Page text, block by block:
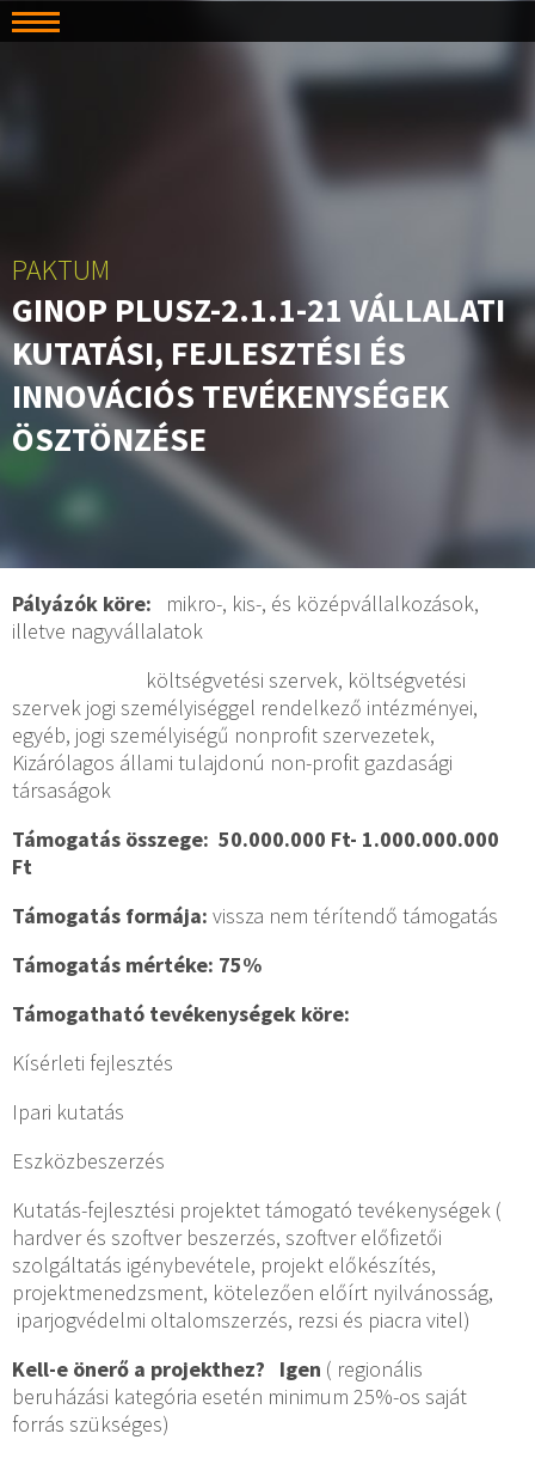
PAKTUM
GINOP PLUSZ-2.1.1-21 VÁLLALATI
KUTATÁSI, FEJLESZTÉSI ÉS
INNOVÁCIÓS TEVÉKENYSÉGEK
ÖSZTÖNZÉSE
Pályázók köre: mikro-, kis-, és középvállalkozások,
illetve nagyvállalatok
költségvetési szervek, költségvetési
szervek jogi személyiséggel rendelkező intézményei,
egyéb, jogi személyiségű nonprofit szervezetek,
Kizárólagos állami tulajdonú non-profit gazdasági
társaságok
Támogatás összege: 50.000.000 Ft- 1.000.000.000
Ft
Támogatás formája: vissza nem térítendő támogatás
Támogatás mértéke: 75%
Támogatható tevékenységek köre:
Kísérleti fejlesztés
Ipari kutatás
Eszközbeszerzés
Kutatás-fejlesztési projektet támogató tevékenységek (
hardver és szoftver beszerzés, szoftver előfizetői
szolgáltatás igénybevétele, projekt előkészítés,
projektmenedzsment, kötelezően előírt nyilvánosság,
iparjogvédelmi oltalomszerzés, rezsi és piacra vitel)
Kell-e önerő a projekthez? Igen ( regionális
beruházási kategória esetén minimum 25%-os saját
forrás szükséges)